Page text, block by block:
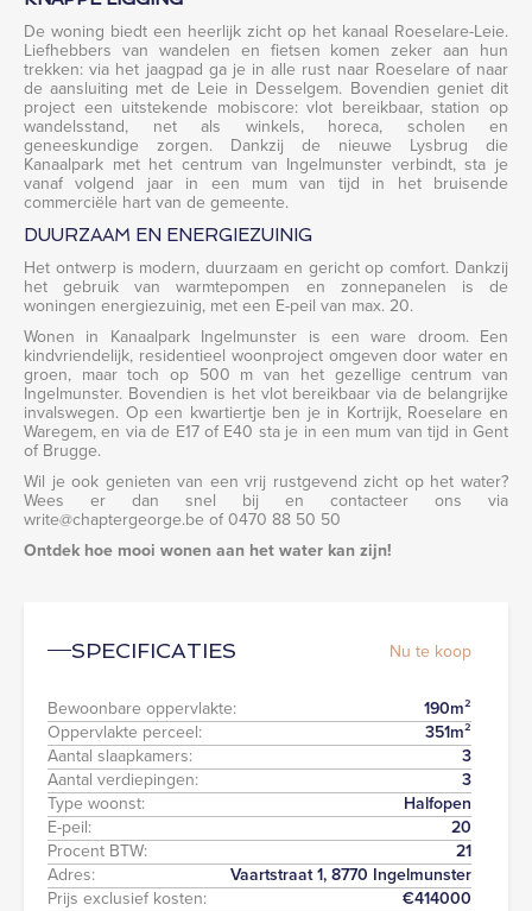
SPECIFICATIES Nu te koop
Bewoonbare oppervlakte: 190m²
Oppervlakte perceel:
351m²
Aantal slaapkamers:
3
Aantal verdiepingen:
3
Type woonst:
Halfopen
E-peil:
20
Procent BTW:
21
Adres:
Vaartstraat 1, 8770 Ingelmunster
Prijs exclusief kosten:
€414000
De woning biedt een heerlijk zicht op het kanaal Roeselare-Leie.
Liefhebbers van wandelen en fietsen komen zeker aan hun
trekken: via het jaagpad ga je in alle rust naar Roeselare of naar
de aansluiting met de Leie in Desselgem. Bovendien geniet dit
project een uitstekende mobiscore: vlot bereikbaar, station op
wandelsstand, net als winkels, horeca, scholen en
geneeskundige zorgen. Dankzij de nieuwe Lysbrug die
Kanaalpark met het centrum van Ingelmunster verbindt, sta je
vanaf volgend jaar in een mum van tijd in het bruisende
commerciële hart van de gemeente.
DUURZAAM EN ENERGIEZUINIG
Het ontwerp is modern, duurzaam en gericht op comfort. Dankzij
het gebruik van warmtepompen en zonnepanelen is de
woningen energiezuinig, met een E-peil van max. 20.
Wonen in Kanaalpark Ingelmunster is een ware droom. Een
kindvriendelijk, residentieel woonproject omgeven door water en
groen, maar toch op 500 m van het gezellige centrum van
Ingelmunster. Bovendien is het vlot bereikbaar via de belangrijke
invalswegen. Op een kwartiertje ben je in Kortrijk, Roeselare en
Waregem, en via de E17 of E40 sta je in een mum van tijd in Gent
of Brugge.
Wil je ook genieten van een vrij rustgevend zicht op het water?
Wees er dan snel bij en contacteer ons via
write@chaptergeorge.be of 0470 88 50 50
Ontdek hoe mooi wonen aan het water kan zijn!